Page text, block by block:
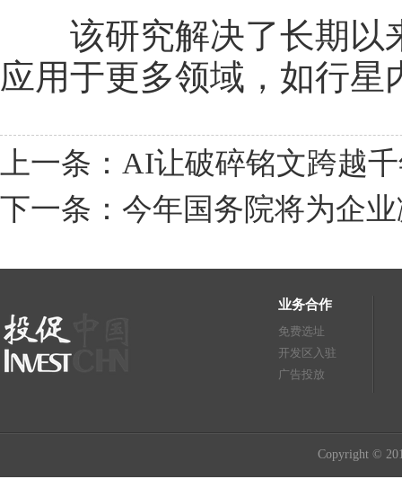
该研究解决了长期以
应用于更多领域，如行
上一条：AI让破碎铭文跨越
下一条：今年国务院将为企
业务合作
免费选址
开发区入驻
广告投放
Copyright ©